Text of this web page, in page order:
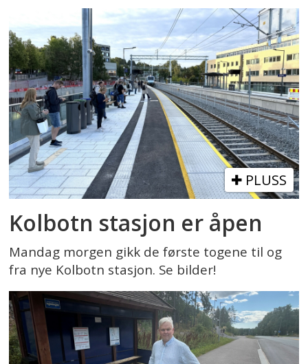
PLUSS
Kolbotn stasjon er åpen
Mandag morgen gikk de første togene til og
fra nye Kolbotn stasjon. Se bilder!